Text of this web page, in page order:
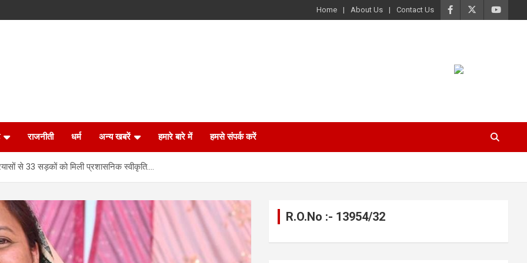
Home About Us Contact Us
राजनीती धर्म अन्य खबरें हमारे बारे में हमसे संपर्क करें
से 33 सड़कों को मिली प्रशासनिक स्वीकृति….
R.O.No :- 13954/32